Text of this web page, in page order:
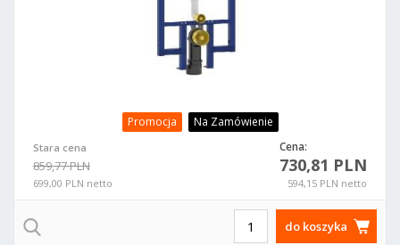
Promocja Na Zamówienie
Stara cena
859,77 PLN
699,00 PLN netto
Cena:
730,81 PLN
594,15 PLN netto
do koszyka